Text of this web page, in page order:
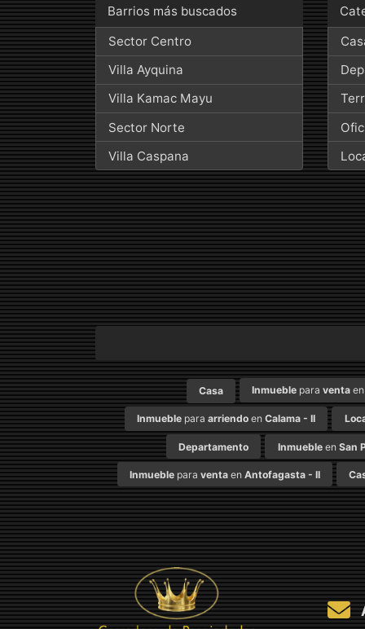
Barrios más buscados
Sector Centro
Villa Ayquina
Villa Kamac Mayu
Sector Norte
Villa Caspana
Casa Inmueble paraventa
Inmueble paraarriendo enCalama - II
Departamento Inmuebleen San
Inmueblepara ventaen Antofagasta - II